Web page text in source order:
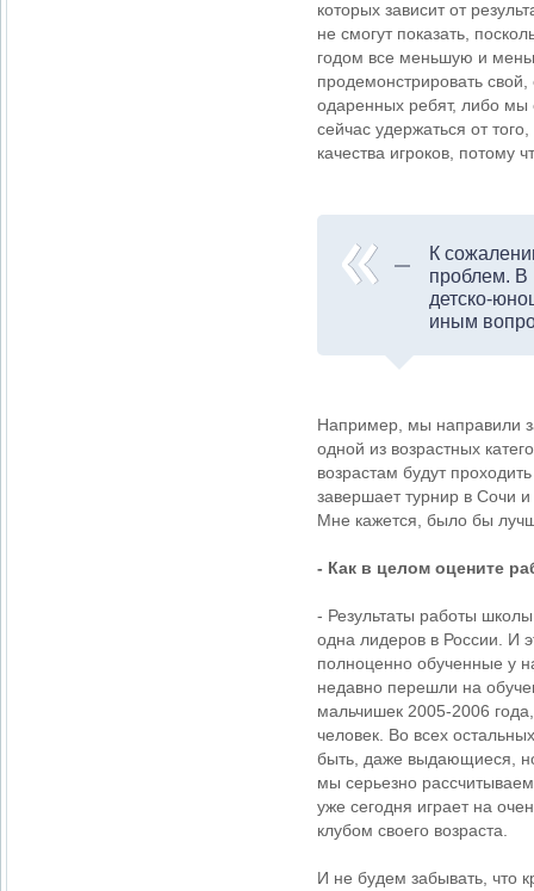
которых зависит от
не смогут показать,
годом все меньшую и
продемонстрировать
одаренных ребят, либо мы
сейчас удержаться от
качества игроков,
К
проблем. В
детско-
иным
Например, мы направили
одной из возрастных
возрастам будут
завершает турнир в Сочи
Мне кажется, было бы
- Как в целом оцените
- Результаты работы
одна лидеров в России. И
полноценно обученные у
недавно перешли на
мальчишек 2005-2006
человек. Во всех
быть, даже выдающиеся,
мы серьезно
уже сегодня играет на
клубом своего возраста.
И не будем забывать, что